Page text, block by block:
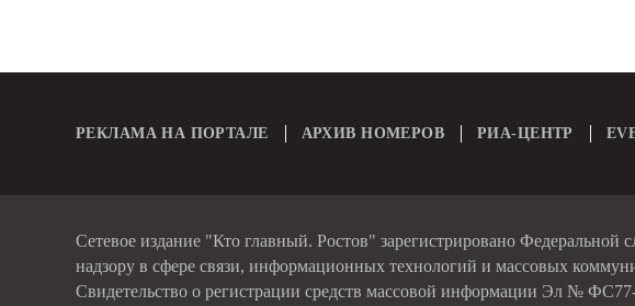
РЕКЛАМА НА ПОРТАЛЕ АРХИВ НОМЕРОВ РИА-ЦЕНТР
Сетевое издание "Кто главный. Ростов" зарегистрировано Федеральной
надзору в сфере связи, информационных технологий и массовых
Свидетельство о регистрации средств массовой информации Эл №